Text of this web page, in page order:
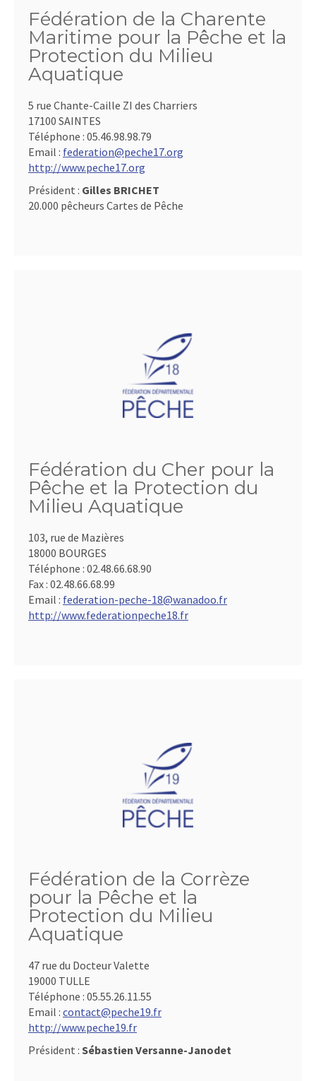
Fédération de la Charente
Maritime pour la Pêche et la
Protection du Milieu
Aquatique
5 rue Chante-Caille ZI des Charriers
17100 SAINTES
Téléphone : 05.46.98.98.79
Email : federation@peche17.org
http://www.peche17.org
Président : Gilles BRICHET
20.000 pêcheurs Cartes de Pêche
Fédération du Cher pour la
Pêche et la Protection du
Milieu Aquatique
103, rue de Mazières
18000 BOURGES
Téléphone : 02.48.66.68.90
Fax : 02.48.66.68.99
Email : federation-peche-18@wanadoo.fr
http://www.federationpeche18.fr
Fédération de la Corrèze
pour la Pêche et la
Protection du Milieu
Aquatique
47 rue du Docteur Valette
19000 TULLE
Téléphone : 05.55.26.11.55
Email : contact@peche19.fr
http://www.peche19.fr
Président : Sébastien Versanne-Janodet